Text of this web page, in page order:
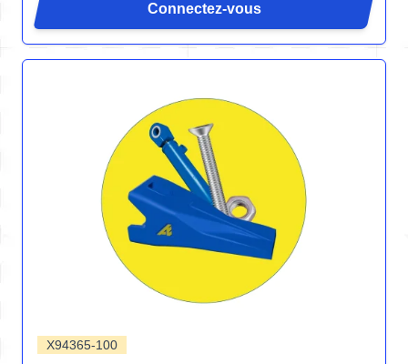
Connectez-vous
X94365-100